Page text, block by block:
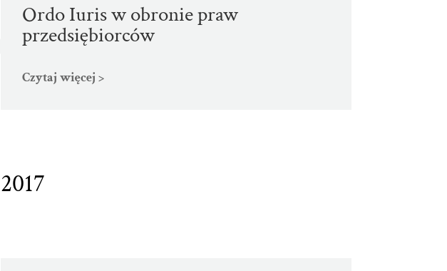
Ordo Iuris w obronie praw
przedsiębiorców
Czytaj więcej >
2017